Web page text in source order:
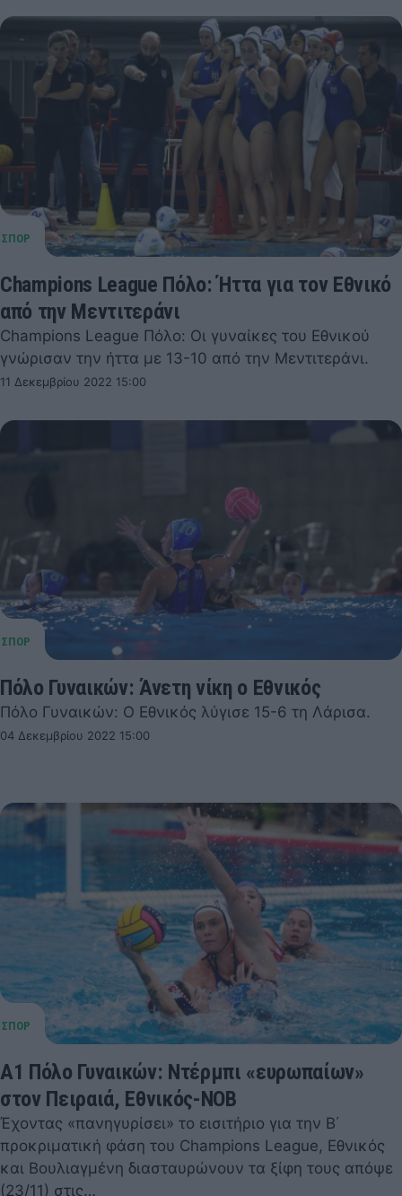
Champions League Πόλο: Ήττα για τον Εθνικό
από την Μεντιτεράνι
Champions League Πόλο: Οι γυναίκες του Εθνικού
γνώρισαν την ήττα με 13-10 από την Μεντιτεράνι.
11 Δεκεμβρίου 2022 15:00
Πόλο Γυναικών: Άνετη νίκη ο Εθνικός
Πόλο Γυναικών: Ο Εθνικός λύγισε 15-6 τη Λάρισα.
04 Δεκεμβρίου 2022 15:00
Α1 Πόλο Γυναικών: Ντέρμπι «ευρωπαίων»
στον Πειραιά, Εθνικός-ΝΟΒ
Έχοντας «πανηγυρίσει» το εισιτήριο για την Β΄
προκριματική φάση του Champions League, Εθνικός
και Βουλιαγμένη διασταυρώνουν τα ξίφη τους απόψε
(23/11) στις…